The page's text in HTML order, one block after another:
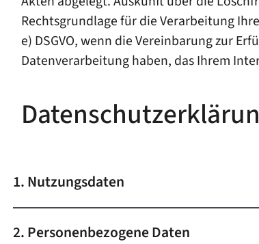
Rechtsgrundlage für die Verarbeitung
e) DSGVO, wenn die Vereinbarung zur
Datenverarbeitung haben, das Ihrem
1. Nutzungsdaten
2. Personenbezogene Daten